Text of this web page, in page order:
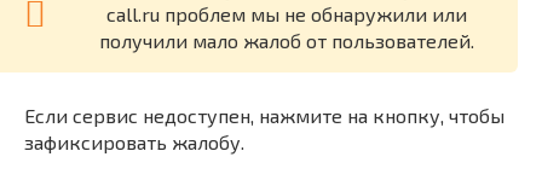
call.ru проблем мы не обнаружили или
получили мало жалоб от пользователей.
Если сервис недоступен, нажмите на кнопку, чтобы
зафиксировать жалобу.